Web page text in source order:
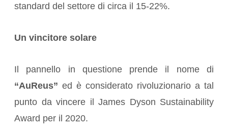
standard del settore di circa il 15-22%.
Un vincitore solare
Il pannello in questione prende il nome di
“AuReus” ed è considerato rivoluzionario a tal
punto da vincere il James Dyson Sustainability
Award per il 2020.